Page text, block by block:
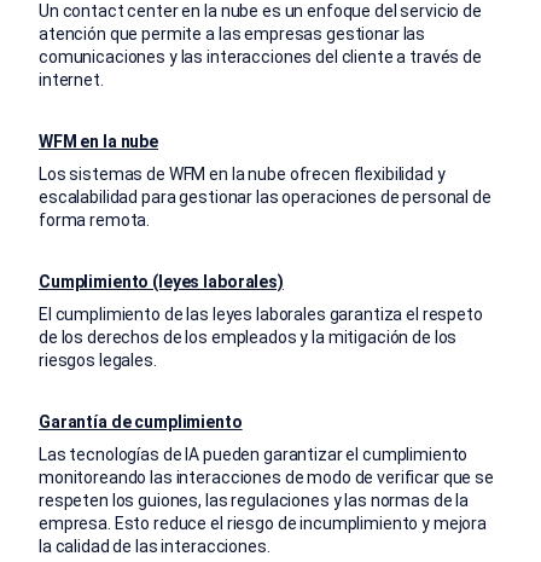
Un contact center en la nube es un enfoque del servicio de
atención que permite a las empresas gestionar las
comunicaciones y las interacciones del cliente a través de
internet.
WFM en la nube
Los sistemas de WFM en la nube ofrecen flexibilidad y
escalabilidad para gestionar las operaciones de personal de
forma remota.
Cumplimiento (leyes laborales)
El cumplimiento de las leyes laborales garantiza el respeto
de los derechos de los empleados y la mitigación de los
riesgos legales.
Garantía de cumplimiento
Las tecnologías de IA pueden garantizar el cumplimiento
monitoreando las interacciones de modo de verificar que se
respeten los guiones, las regulaciones y las normas de la
empresa. Esto reduce el riesgo de incumplimiento y mejora
la calidad de las interacciones.